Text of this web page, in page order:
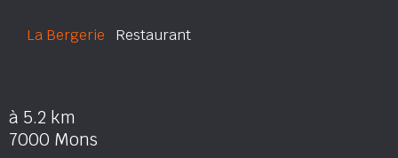
La Bergerie Restaurant
à 5.2 km
7000 Mons